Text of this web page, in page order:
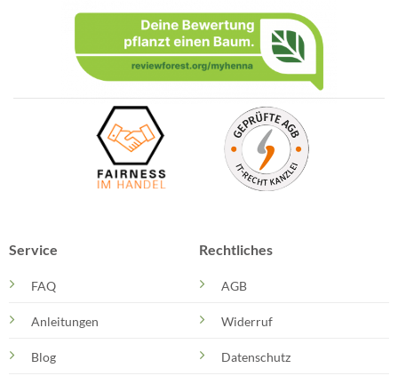
Service
FAQ
Anleitungen
Blog
Rechtliches
AGB
Widerruf
Datenschutz